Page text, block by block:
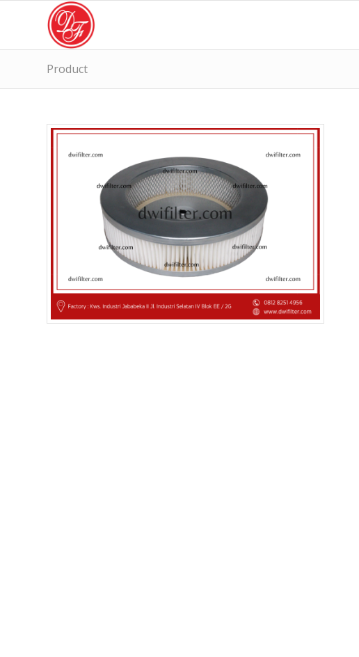
Product